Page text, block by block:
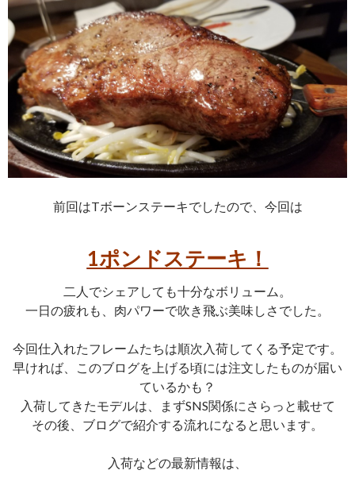
前回はTボーンステーキでしたので、今回は
1ポンドステーキ！
二人でシェアしても十分なボリューム。
一日の疲れも、肉パワーで吹き飛ぶ美味しさでした。
今回仕入れたフレームたちは順次入荷してくる予定です。
早ければ、このブログを上げる頃には注文したものが届い
ているかも？
入荷してきたモデルは、まずSNS関係にさらっと載せて
その後、ブログで紹介する流れになると思います。
入荷などの最新情報は、